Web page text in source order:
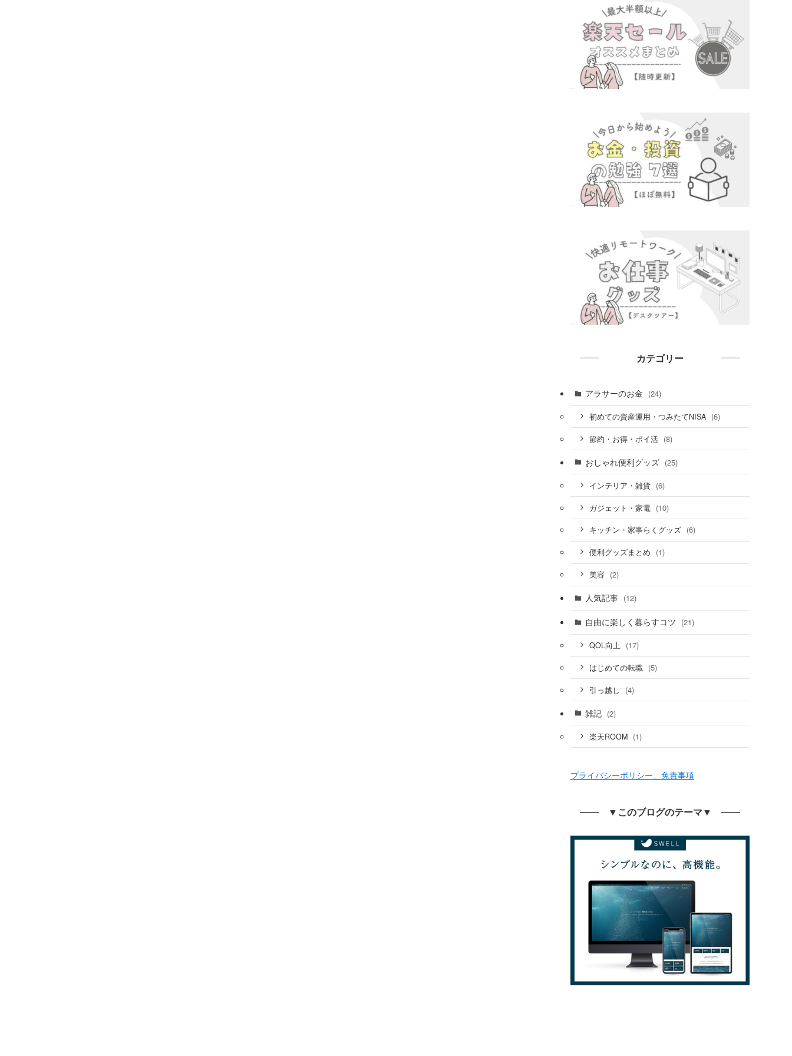
カテゴリー
アラサーのお金 (24)
初めての資産運用・つみたてNISA (6)
節約・お得・ポイ活 (8)
おしゃれ便利グッズ (25)
インテリア・雑貨 (6)
ガジェット・家電 (10)
キッチン・家事らくグッズ (6)
便利グッズまとめ (1)
美容 (2)
人気記事 (12)
自由に楽しく暮らすコツ (21)
QOL向上 (17)
はじめての転職 (5)
引っ越し (4)
雑記 (2)
楽天ROOM (1)
プライバシーポリシー、免責事項
▼このブログのテーマ▼